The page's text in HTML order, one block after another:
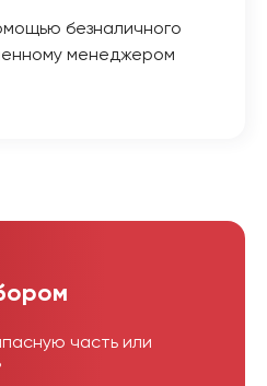
безналичного
менеджером
часть или